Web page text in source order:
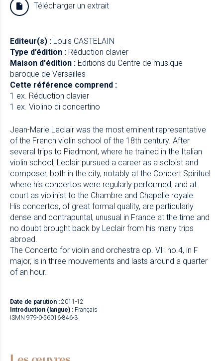
Télécharger un extrait
Editeur(s) : Louis CASTELAIN
Type d’édition : Réduction clavier
Maison d'édition : Editions du Centre de musique
baroque de Versailles
Cette référence comprend :
1 ex. Réduction clavier
1 ex. Violino di concertino
Jean-Marie Leclair was the most eminent representative
of the French violin school of the 18th century. After
several trips to Piedmont, where he trained in the Italian
violin school, Leclair pursued a career as a soloist and
composer, both in the city, notably at the Concert Spirituel
where his concertos were regularly performed, and at
court as violinist to the Chambre and Chapelle royale.
His concertos, of great formal quality, are particularly
dense and contrapuntal, unusual in France at the time and
no doubt brought back by Leclair from his many trips
abroad.
The Concerto for violin and orchestra op. VII no.4, in F
major, is in three mouvements and lasts around a quarter
of an hour.
Date de parution : 2011-12
Introduction (langue) : Français
ISMN 979-0-56016-846-3